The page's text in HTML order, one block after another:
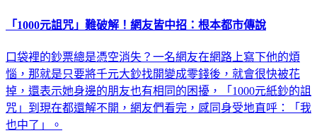
「1000元詛咒」難破解！網友皆中招：根本都市傳說
口袋裡的鈔票總是憑空消失？一名網友在網路上寫下他的煩
惱，那就是只要將千元大鈔找開變成零錢後，就會很快被花
掉，還表示她身邊的朋友也有相同的困擾，「1000元紙鈔的詛
咒」到現在都還解不開，網友們看完，感同身受地直呼：「我
也中了」。